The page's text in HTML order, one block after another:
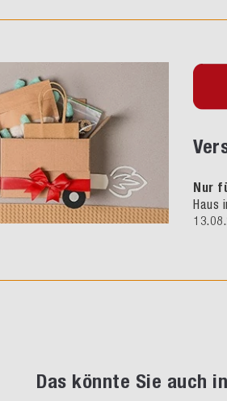
Nur
Haus
Das könnte Sie auch